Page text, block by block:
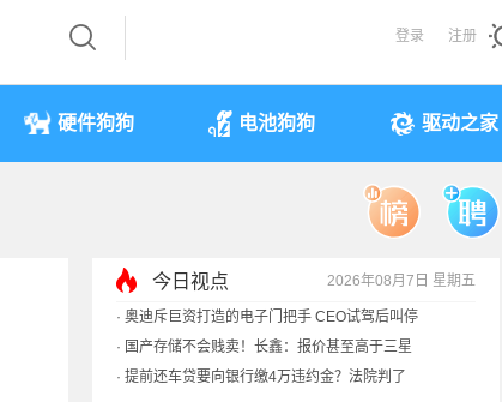
登录 注册
硬件狗狗 电池狗狗 驱动之家
今日视点 2026年08月7日 星期五
· 奥迪斥巨资打造的电子门把手 CEO试驾后叫停
· 国产存储不会贱卖！长鑫：报价甚至高于三星
· 提前还车贷要向银行缴4万违约金？法院判了